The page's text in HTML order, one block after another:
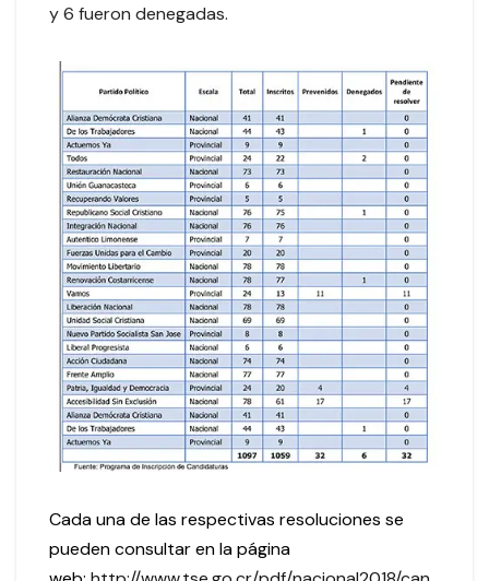
y 6 fueron denegadas.
Cada una de las respectivas resoluciones se
pueden consultar en la página